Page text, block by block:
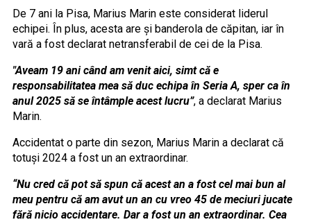
De 7 ani la Pisa, Marius Marin este considerat liderul
echipei. În plus, acesta are şi banderola de căpitan, iar în
vară a fost declarat netransferabil de cei de la Pisa.
"Aveam 19 ani când am venit aici, simt că e
responsabilitatea mea să duc echipa în Seria A, sper ca în
anul 2025 să se întâmple acest lucru”, a declarat Marius
Marin.
Accidentat o parte din sezon, Marius Marin a declarat că
totuşi 2024 a fost un an extraordinar.
“Nu cred că pot să spun că acest an a fost cel mai bun al
meu pentru că am avut un an cu vreo 45 de meciuri jucate
fără nicio accidentare. Dar a fost un an extraordinar. Cea